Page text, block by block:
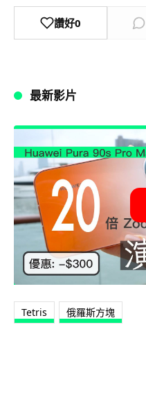
讚好0
最新影片
Tetris 俄羅斯方塊